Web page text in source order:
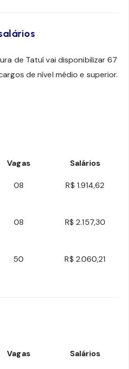
de Tatuí vai disponibilizar 67
de nível médio e superior.
Vagas Salários
08 R$ 1.914,62
08 R$ 2.157,30
50 R$ 2.060,21
Vagas Salários